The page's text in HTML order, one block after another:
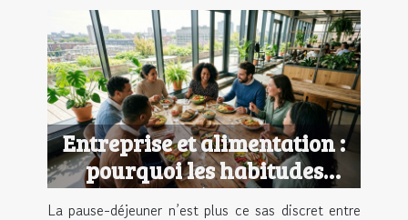
Entreprise et alimentation :
pourquoi les habitudes
culinaires réinventent la
La pause-déjeuner n’est plus ce sas discret entre